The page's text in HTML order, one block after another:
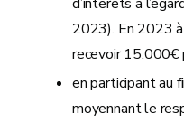
2023). En 2023
recevoir 15.000€
en participant au
moyennant le